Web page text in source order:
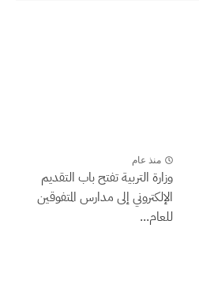
منذ عام
وزارة التربية تفتح باب التقديم
الإلكتروني إلى مدارس المتفوقين
للعام...